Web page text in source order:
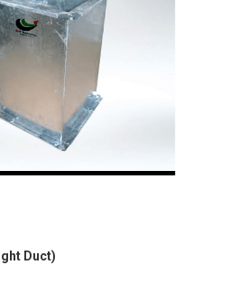
Duct)